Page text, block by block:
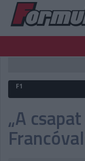
FORMULA
PODCAST
LIVE
DIGITÁLIS MAGAZIN
F1
„A